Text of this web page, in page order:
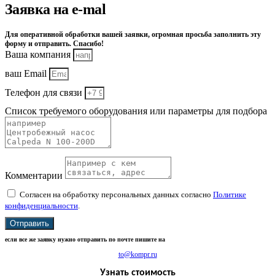
Заявка на e-mal
Для оперативной обработки вашей заявки, огромная просьба заполнить эту
форму и отправить. Спасибо!
Ваша компания
ваш Email
Телефон для связи
Список требуемого оборудования или параметры для подбора
Комментарии
Согласен на обработку персональных данных согласно Политике
конфиденциальности
Отправить
если все же заявку нужно отправить по почте пишите на
to@kompr.ru
Узнать стоимость